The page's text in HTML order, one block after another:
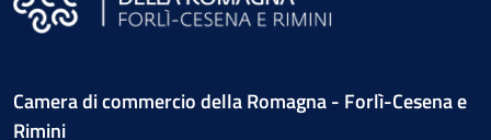
Camera di commercio della Romagna - Forlì-Cesena e
Rimini